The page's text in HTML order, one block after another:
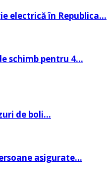
electrică în Republica…
schimb pentru 4…
de boli…
asigurate…